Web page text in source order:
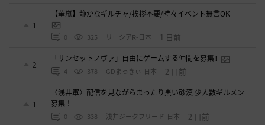
1
【華嵐】静かなギルチャ/挨拶不要/時々イベント無言OK
0 325 リーシアR-日本 1 日前
2
「サンセットノヴァ」自由にゲームする仲間を募集‼️
4 378 GDまっきぃ-日本 2 日前
1
〈浅井軍〉配信を見ながらまったり黒い砂漠 少人数ギルメン
募集！
0 338 浅井ジークフリード-日本 2 日前